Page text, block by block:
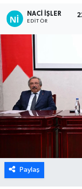
NACI İŞLER
EDITÖR
Paylaş